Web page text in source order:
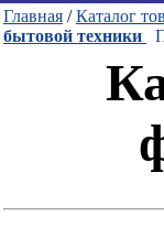
Главная /Каталог
бытовой техники